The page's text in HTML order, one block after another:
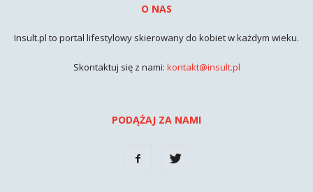
O NAS
Insult.pl to portal lifestylowy skierowany do kobiet w każdym wieku.
Skontaktuj się z nami: kontakt@insult.pl
PODĄŻAJ ZA NAMI